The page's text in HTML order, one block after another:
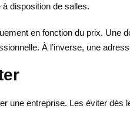
disposition de salles.
en fonction du prix. Une
À l’inverse, une
entreprise. Les éviter dès